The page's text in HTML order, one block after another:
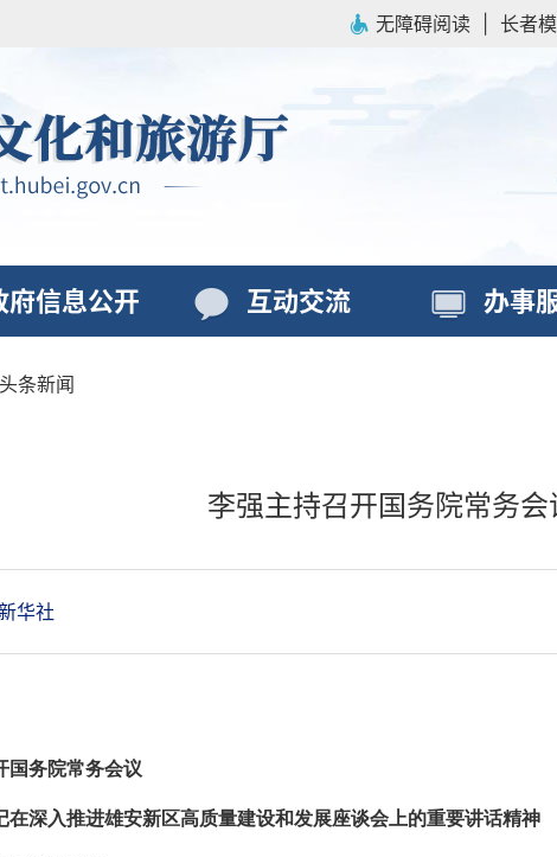
无障碍阅读 长者
府信息公开 互动交流 办事
头条新闻
李强主持召开国务院常务会
华社
国务院常务会议
在深入推进雄安新区高质量建设和发展座谈会上的重要讲话精神